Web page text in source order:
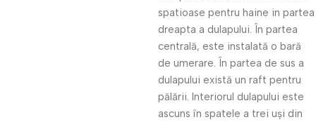
spatioase pentru haine in partea
dreapta a dulapului. În partea
centrală, este instalată o bară
de umerare. În partea de sus a
dulapului există un raft pentru
pălării. Interiorul dulapului este
ascuns în spatele a trei uși din